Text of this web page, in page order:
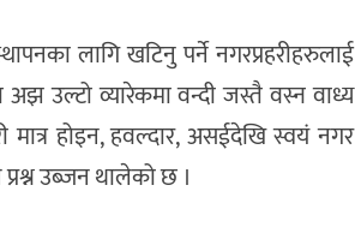
लागि खटिनु पर्ने नगरप्रहरीहरुलाई
अझ उल्टो व्यारेकमा वन्दी जस्तै वस्न वाध्य
मात्र होइन, हवल्दार, असईदेखि स्वयं नगर
उब्जन थालेको छ ।